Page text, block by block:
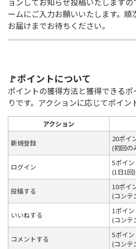
ームにご入力お願いいたします。
お届けまでお待ちください。
🚩ポイントについて
ポイントの獲得方法と獲得できる
りです。アクションに応じてポイン
アクション
新規登録
20ポイ
(初回の
ログイン
5ポイン
(1日1回)
投稿する
10ポイ
(コンテ
いいねする
1ポイン
(コンテ
コメントする
5ポイン
(コンテ